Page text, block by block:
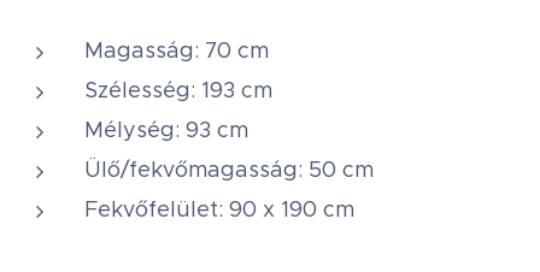
Magasság: 70 cm
Szélesség: 193 cm
Mélység: 93 cm
Ülő/fekvőmagasság: 50 cm
Fekvőfelület: 90 x 190 cm